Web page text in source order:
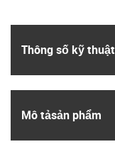
Thông số kỹ thuật
Mô tả­sản phẩm